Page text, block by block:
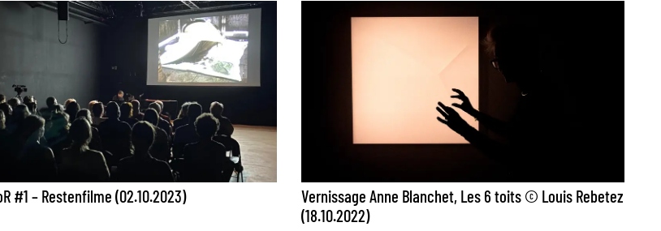
#1 – Restenfilme (02.10.2023)
Vernissage Anne Blanchet, Les 6 toits © Louis Rebetez
(18.10.2022)